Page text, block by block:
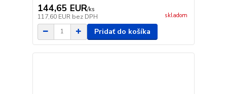
144,65 EUR/ks
117,60 EUR bez DPH skladom
Pridať do košíka